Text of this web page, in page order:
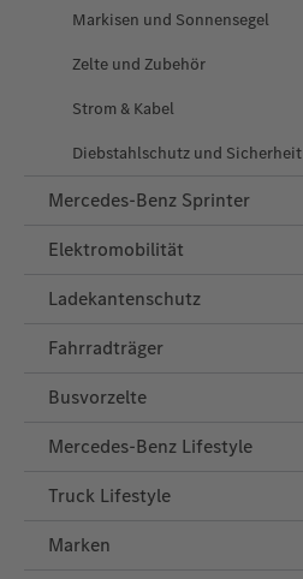
Markisen und Sonnensegel
Zelte und Zubehör
Strom & Kabel
Diebstahlschutz und Sicherheit
Mercedes-Benz Sprinter
Elektromobilität
Ladekantenschutz
Fahrradträger
Busvorzelte
Mercedes‑Benz Lifestyle
Truck Lifestyle
Marken